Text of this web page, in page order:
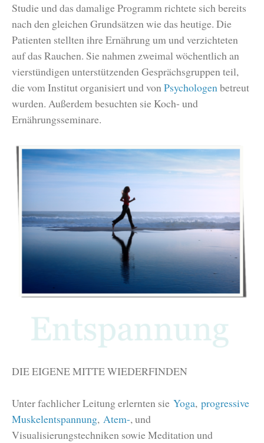
Studie und das damalige Programm richtete sich bereits
nach den gleichen Grundsätzen wie das heutige. Die
Patienten stellten ihre Ernährung um und verzichteten
auf das Rauchen. Sie nahmen zweimal wöchentlich an
vierstündigen unterstützenden Gesprächsgruppen teil,
die vom Institut organisiert und vonPsychologenbetreut
wurden. Außerdem besuchten sie Koch- und
Ernährungsseminare.
DIE EIGENE MITTE WIEDERFINDEN
Unter fachlicher Leitung erlernten sie Yoga, progressive
Muskelentspannung, Atem-, und
Visualisierungstechniken sowie Meditation und